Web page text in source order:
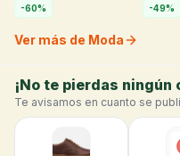
-60% -49%
Ver más de Moda
¡No te pierdas ningún
Te avisamos en cuanto se